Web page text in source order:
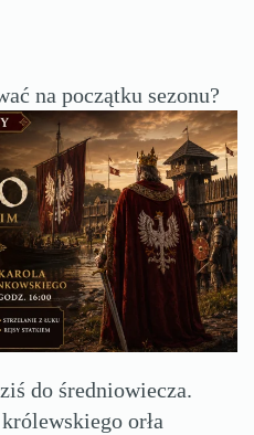
na początku sezonu?
do średniowiecza.
orła